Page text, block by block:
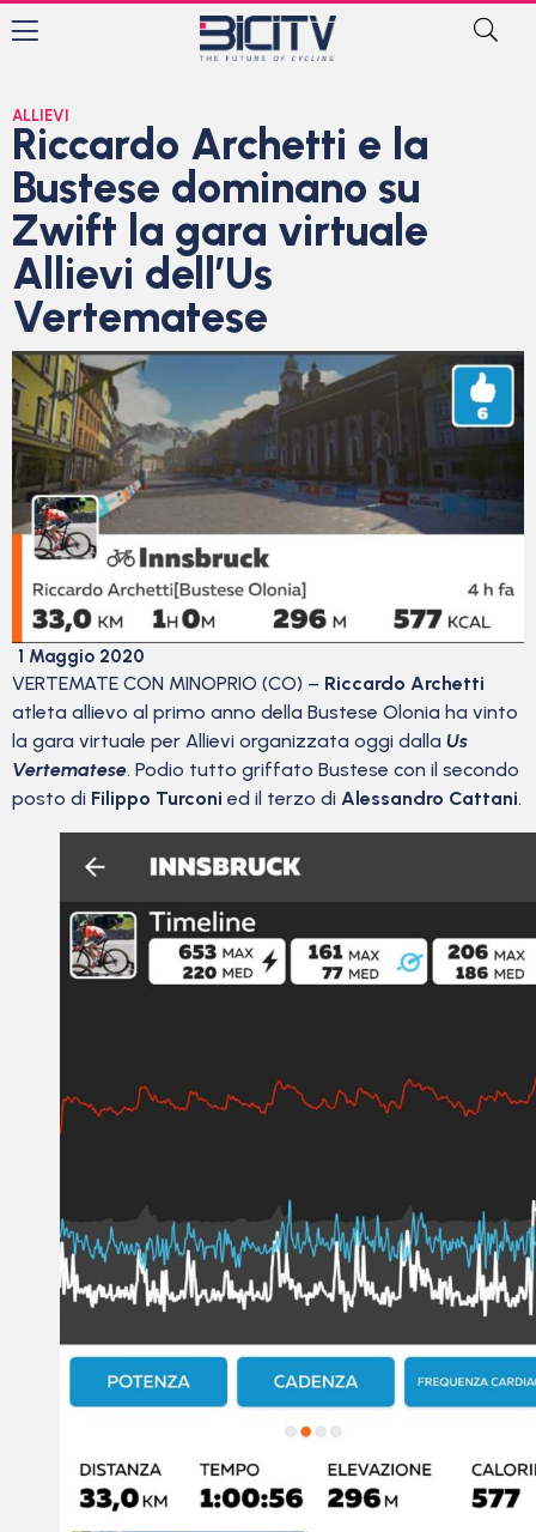
ALLIEVI
Riccardo Archetti e la
Bustese dominano su
Zwift la gara virtuale
Allievi dell’Us
Vertematese
1 Maggio 2020
VERTEMATE CON MINOPRIO (CO) – Riccardo Archetti
atleta allievo al primo anno della Bustese Olonia ha vinto
la gara virtuale per Allievi organizzata oggi dalla Us
Vertematese. Podio tutto griffato Bustese con il secondo
posto di Filippo Turconi ed il terzo di Alessandro Cattani.